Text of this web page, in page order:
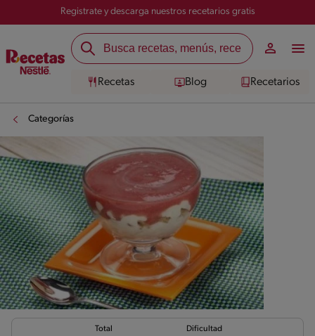
Registrate y descarga nuestros recetarios gratis
Recetas Blog Recetarios
Categorías
Total Dificultad